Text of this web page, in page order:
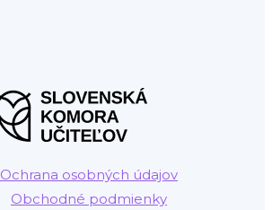
Ochrana osobných údajov
Obchodné podmienky